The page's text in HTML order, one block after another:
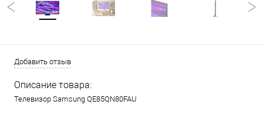
Добавить отзыв
Описание товара:
Телевизор Samsung QE85QN80FAU